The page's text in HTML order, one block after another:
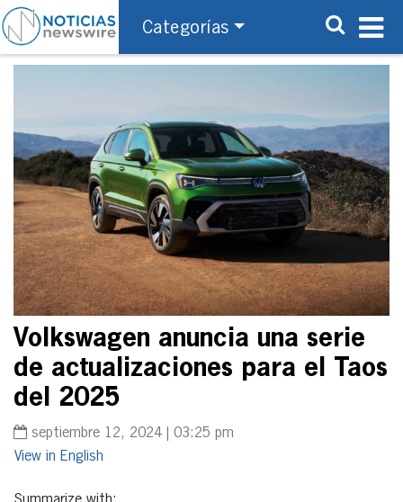
Categorías
Volkswagen anuncia una serie
de actualizaciones para el Taos
del 2025
septiembre 12, 2024 | 03:25 pm
English